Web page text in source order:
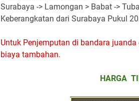
Surabaya -> Lamongan > Babat ->
Keberangkatan dari Surabaya Pukul
Untuk Penjemputan di bandara
biaya tambahan.
HARGA